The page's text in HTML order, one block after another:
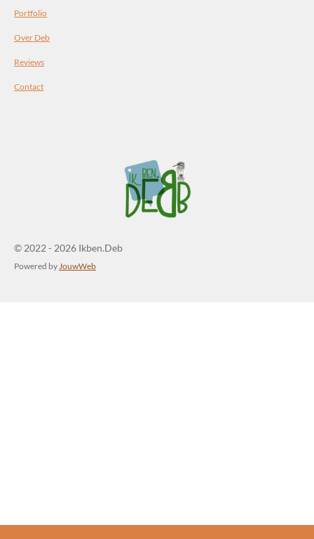
Portfolio
Over Deb
Reviews
Contact
© 2022 - 2026 Ikben.Deb
Powered by JouwWeb